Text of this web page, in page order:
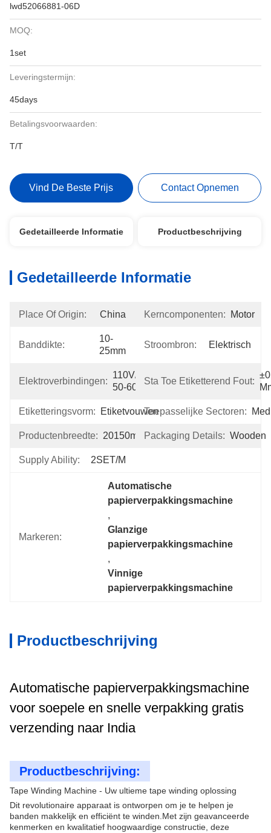
lwd52066881-06D
MOQ:
1set
Leveringstermijn:
45days
Betalingsvoorwaarden:
T/T
Vind De Beste Prijs Contact Opnemen
Gedetailleerde Informatie Productbeschrijving
Gedetailleerde Informatie
Place Of Origin: China Kerncomponenten: Motor
Banddikte:
10-
25mm
Stroombron: Elektrisch
Elektroverbindingen:
110V/220V
50-60Hz
Sta Toe Etiketterend Fout:
Etiketteringsvorm: EtiketvouwenToepasselijke Sectoren:
Productenbreedte: 20150mmPackaging Details: Wooden
Supply Ability: 2SET/M
Markeren:
Automatische
papierverpakkingsmachine
,
Glanzige
papierverpakkingsmachine
,
Vinnige
papierverpakkingsmachine
Productbeschrijving
Automatische papierverpakkingsmachine
voor soepele en snelle verpakking gratis
verzending naar India
Productbeschrijving:
Tape Winding Machine - Uw ultieme tape winding oplossing
Dit revolutionaire apparaat is ontworpen om je te helpen je
banden makkelijk en efficiënt te winden.Met zijn geavanceerde
kenmerken en kwalitatief hoogwaardige constructie, deze